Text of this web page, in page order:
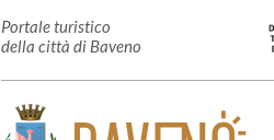
Portale turistico
della città di Baveno